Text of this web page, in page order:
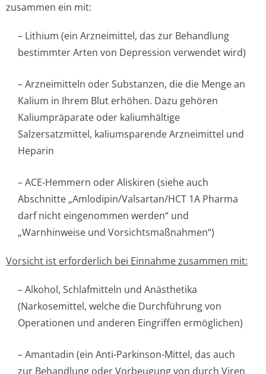
zusammen ein mit:
– Lithium (ein Arzneimittel, das zur Behandlung
bestimmter Arten von Depression verwendet wird)
– Arzneimitteln oder Substanzen, die die Menge an
Kalium in Ihrem Blut erhöhen. Dazu gehören
Kaliumpräparate oder kaliumhältige
Salzersatzmittel, kaliumsparende Arzneimittel und
Heparin
– ACE-Hemmern oder Aliskiren (siehe auch
Abschnitte „Amlodipin/Val­sartan/HCT 1A Pharma
darf nicht eingenommen werden“ und
„Warnhinweise und Vorsichtsmaßnah­men“)
Vorsicht ist erforderlich bei Einnahme zusammen mit:
– Alkohol, Schlafmitteln und Anästhetika
(Narkosemittel, welche die Durchführung von
Operationen und anderen Eingriffen ermöglichen)
– Amantadin (ein Anti-Parkinson-Mittel, das auch
zur Behandlung oder Vorbeugung von durch Viren